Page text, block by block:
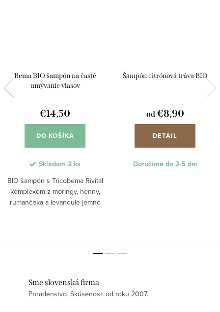
Bema BIO šampón na časté
umývanie vlasov
€14,50
DO KOŠÍKA
Skladom 2 ks
BIO šampón s Tricobema Rivital
komplexom z moringy, henny,
rumančeka a levandule jemne
Šampón citrónová tráva BIO
od€8,90
DETAIL
Doručíme do 2-5 dní
Sme slovenská firma
Poradenstvo. Skúsenosti od roku 2007.